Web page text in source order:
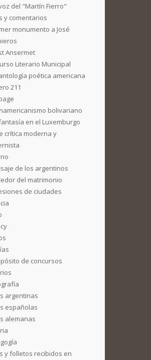
del "Martín Fierro"
y comentarios
monumento a José
Ansermet
Literario Municipal
poética americana
211
bolivariano
en el Luxemburgo
crítica moderna y
de los argentinos
del matrimonio
de ciudades
de concursos
argentinas
españolas
alemanas
y folletos recibidos en